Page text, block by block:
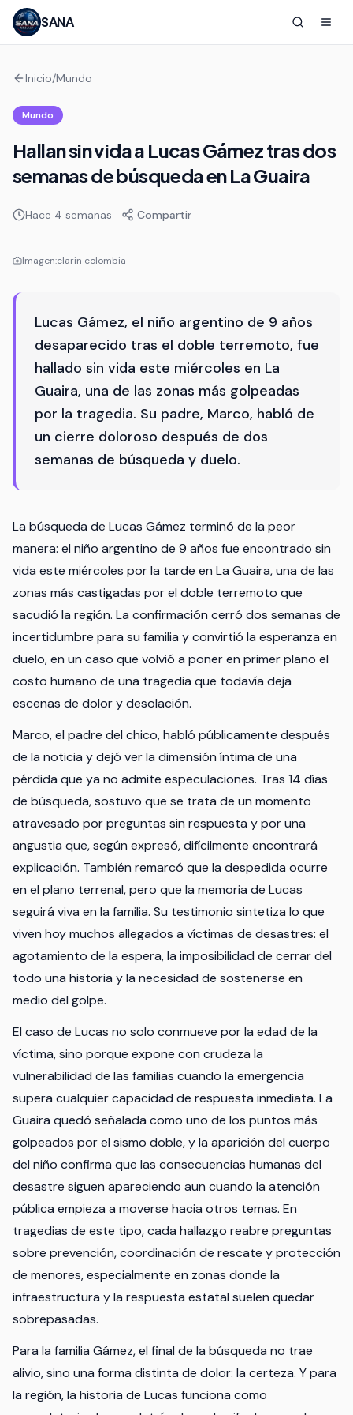
SANA
Inicio/Mundo
Mundo
Hallan sin vida a Lucas Gámez tras dos
semanas de búsqueda en La Guaira
Hace 4 semanas Compartir
Imagen:clarin colombia
Lucas Gámez, el niño argentino de 9 años
desaparecido tras el doble terremoto, fue
hallado sin vida este miércoles en La
Guaira, una de las zonas más golpeadas
por la tragedia. Su padre, Marco, habló de
un cierre doloroso después de dos
semanas de búsqueda y duelo.
La búsqueda de Lucas Gámez terminó de la peor
manera: el niño argentino de 9 años fue encontrado sin
vida este miércoles por la tarde en La Guaira, una de las
zonas más castigadas por el doble terremoto que
sacudió la región. La confirmación cerró dos semanas de
incertidumbre para su familia y convirtió la esperanza en
duelo, en un caso que volvió a poner en primer plano el
costo humano de una tragedia que todavía deja
escenas de dolor y desolación.
Marco, el padre del chico, habló públicamente después
de la noticia y dejó ver la dimensión íntima de una
pérdida que ya no admite especulaciones. Tras 14 días
de búsqueda, sostuvo que se trata de un momento
atravesado por preguntas sin respuesta y por una
angustia que, según expresó, difícilmente encontrará
explicación. También remarcó que la despedida ocurre
en el plano terrenal, pero que la memoria de Lucas
seguirá viva en la familia. Su testimonio sintetiza lo que
viven hoy muchos allegados a víctimas de desastres: el
agotamiento de la espera, la imposibilidad de cerrar del
todo una historia y la necesidad de sostenerse en
medio del golpe.
El caso de Lucas no solo conmueve por la edad de la
víctima, sino porque expone con crudeza la
vulnerabilidad de las familias cuando la emergencia
supera cualquier capacidad de respuesta inmediata. La
Guaira quedó señalada como uno de los puntos más
golpeados por el sismo doble, y la aparición del cuerpo
del niño confirma que las consecuencias humanas del
desastre siguen apareciendo aun cuando la atención
pública empieza a moverse hacia otros temas. En
tragedias de este tipo, cada hallazgo reabre preguntas
sobre prevención, coordinación de rescate y protección
de menores, especialmente en zonas donde la
infraestructura y la respuesta estatal suelen quedar
sobrepasadas.
Para la familia Gámez, el final de la búsqueda no trae
alivio, sino una forma distinta de dolor: la certeza. Y para
la región, la historia de Lucas funciona como